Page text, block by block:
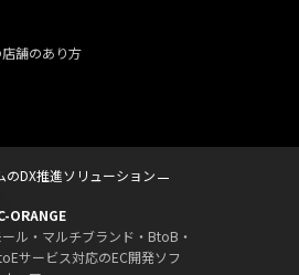
舗のあり方
のDX推進ソリューション
ORANGE
ール・マルチブランド・BtoB・
サービス対応のEC開発ソフ